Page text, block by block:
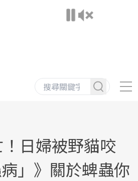
日婦被野貓咬
」》關於蜱蟲你